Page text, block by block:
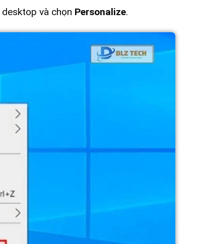
và chọn Personalize.